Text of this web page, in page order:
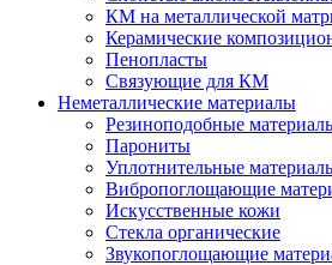
КМ на металлической
Керамические
Пенопласты
Связующие для КМ
Неметаллические материалы
Резиноподобные
Парониты
Уплотнительные
Вибропоглощающие
Искусственные кожи
Стекла органические
Звукопоглощающие